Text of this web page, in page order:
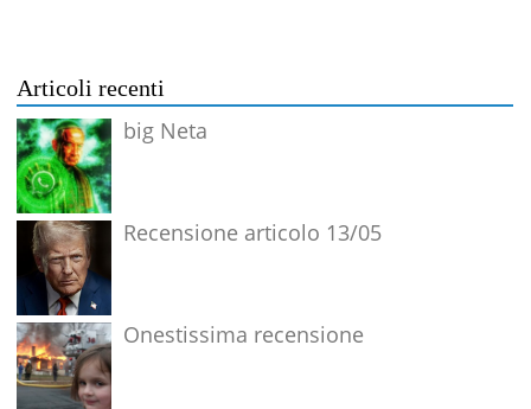
Articoli recenti
big Neta
Recensione articolo 13/05
Onestissima recensione